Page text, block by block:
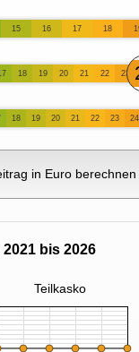
15 16 17 18
18 19 20 21 22 23
18 19 20 21 22 23 24
in Euro berechnen
bis 2026
Teilkasko